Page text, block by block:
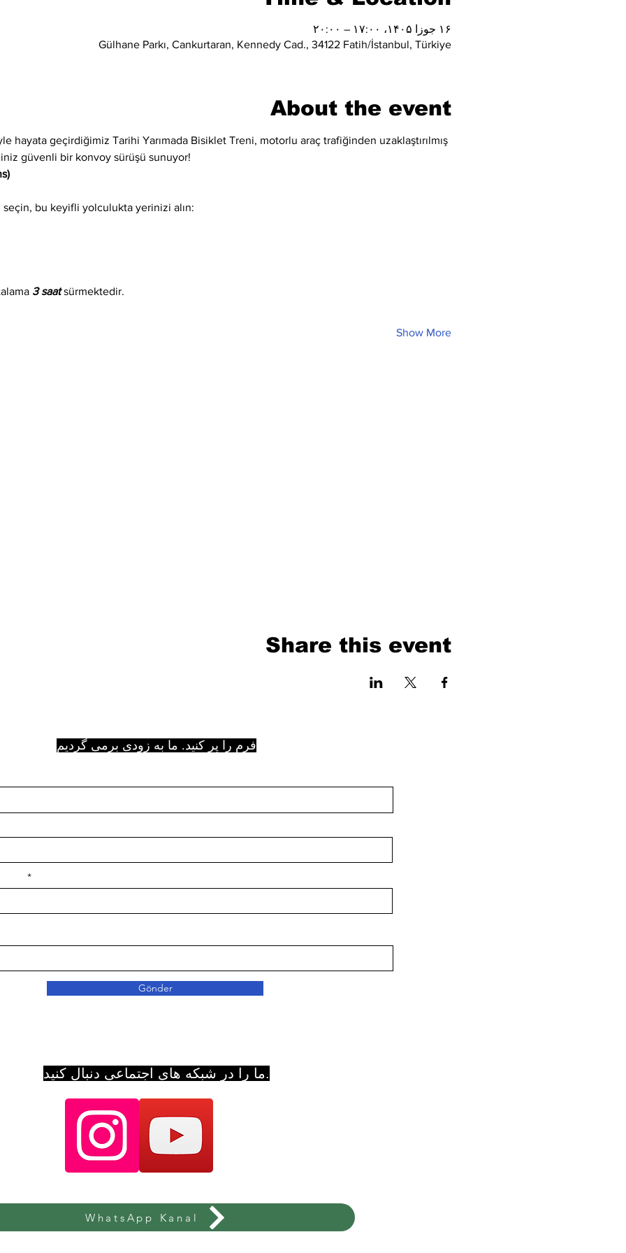
۱۶ جوزا ۱۴۰۵، ۱۷:۰۰ – ۲۰:۰۰
Gülhane Parkı, Cankurtaran, Kennedy Cad., 34122 Fatih/İstanbul, Türkiye
About the event
hayata geçirdiğimiz Tarihi Yarımada Bisiklet Treni, motorlu araç trafiğinden uzaklaştırılmış
güvenli bir konvoy sürüşü sunuyor!
bu keyifli yolculukta yerinizi alın:
3 saat sürmektedir.
Show More
Share this event
فرم را پر کنید. ما به زودی برمی گردیم
Gönder
ما را در شبکه های اجتماعی دنبال کنید.
WhatsApp Kanal